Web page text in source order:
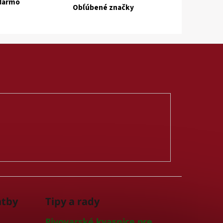
Obľúbené značky
Tipy a rady